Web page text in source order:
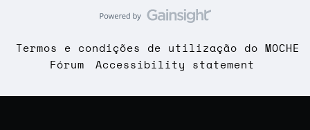
Termos e condições de utilização do MOCHE
Fórum
Accessibility statement